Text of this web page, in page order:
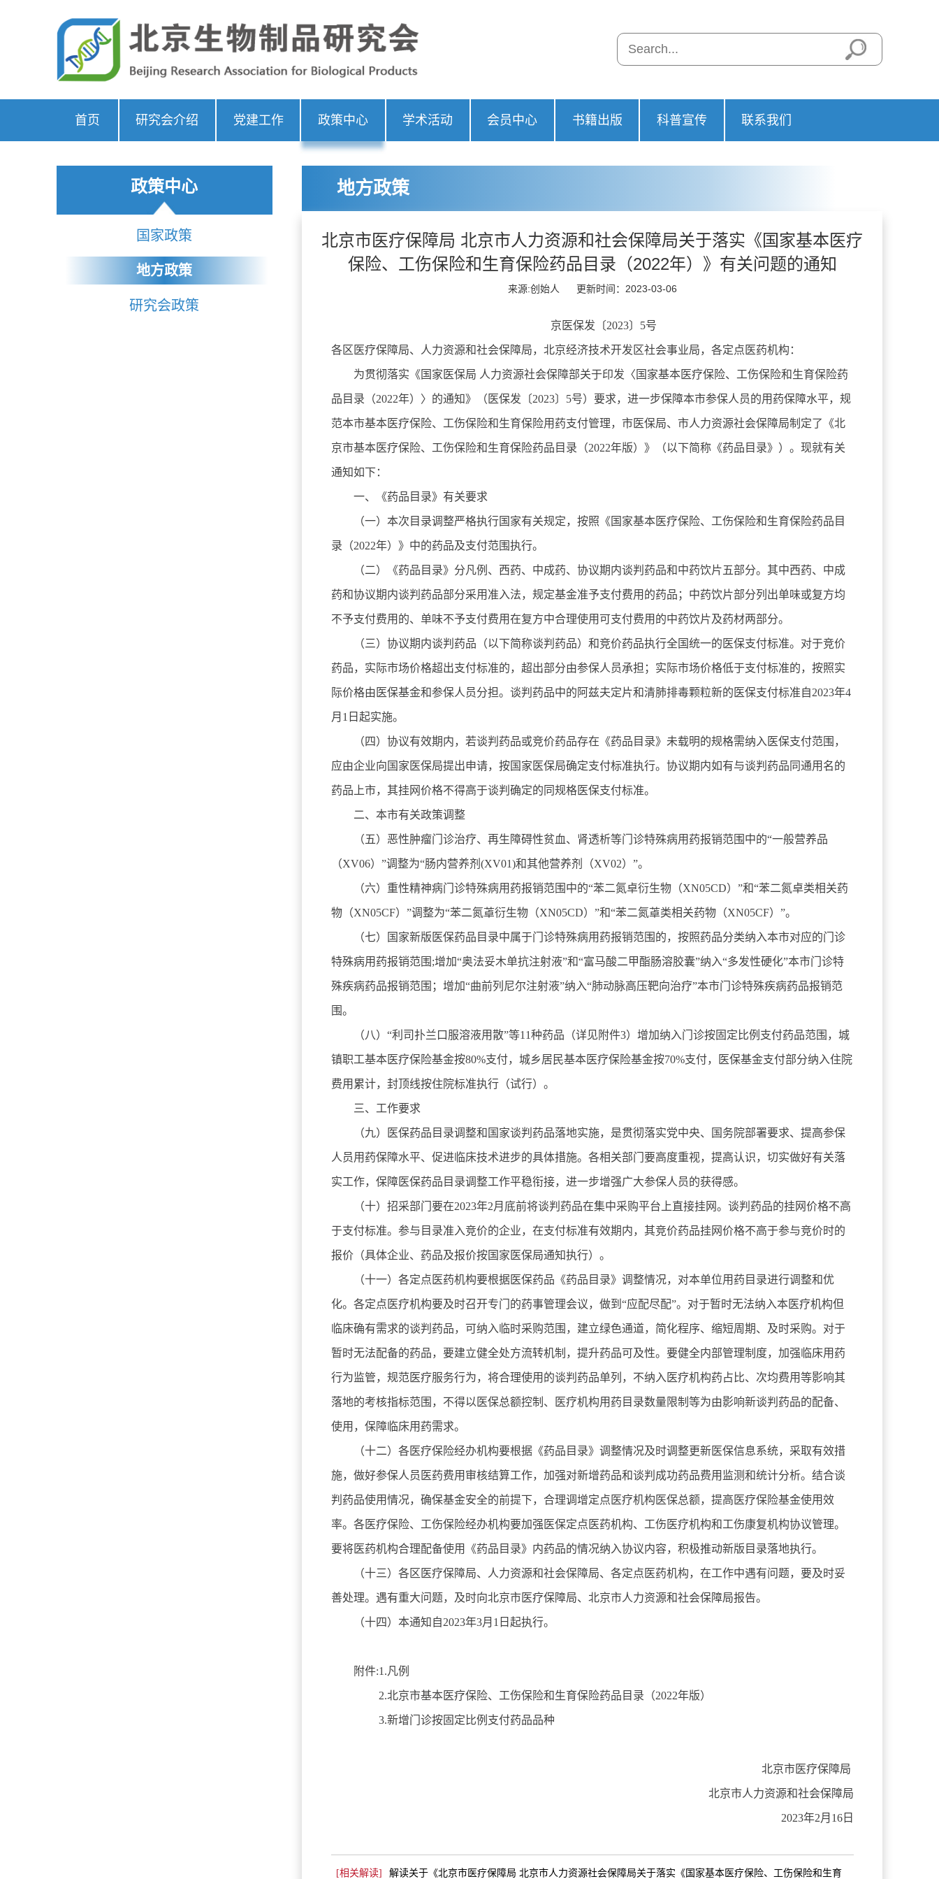
首页 研究会介绍 党建工作 政策中心 学术活动 会员中心 书籍出版 科普宣传 联系我们
政策中心
国家政策
地方政策
研究会政策
地方政策
北京市医疗保障局 北京市人力资源和社会保障局关于落实《国家基本医疗
保险、工伤保险和生育保险药品目录（2022年）》有关问题的通知
来源:创始人 更新时间：2023-03-06
京医保发〔2023〕5号
各区医疗保障局、人力资源和社会保障局，北京经济技术开发区社会事业局，各定点医药机构：
为贯彻落实《国家医保局 人力资源社会保障部关于印发〈国家基本医疗保险、工伤保险和生育保险药
品目录（2022年）〉的通知》（医保发〔2023〕5号）要求，进一步保障本市参保人员的用药保障水平，规
范本市基本医疗保险、工伤保险和生育保险用药支付管理，市医保局、市人力资源社会保障局制定了《北
京市基本医疗保险、工伤保险和生育保险药品目录（2022年版）》（以下简称《药品目录》）。现就有关
通知如下：
一、《药品目录》有关要求
（一）本次目录调整严格执行国家有关规定，按照《国家基本医疗保险、工伤保险和生育保险药品目
录（2022年）》中的药品及支付范围执行。
（二）《药品目录》分凡例、西药、中成药、协议期内谈判药品和中药饮片五部分。其中西药、中成
药和协议期内谈判药品部分采用准入法，规定基金准予支付费用的药品；中药饮片部分列出单味或复方均
不予支付费用的、单味不予支付费用在复方中合理使用可支付费用的中药饮片及药材两部分。
（三）协议期内谈判药品（以下简称谈判药品）和竞价药品执行全国统一的医保支付标准。对于竞价
药品，实际市场价格超出支付标准的，超出部分由参保人员承担；实际市场价格低于支付标准的，按照实
际价格由医保基金和参保人员分担。谈判药品中的阿兹夫定片和清肺排毒颗粒新的医保支付标准自2023年4
月1日起实施。
（四）协议有效期内，若谈判药品或竞价药品存在《药品目录》未载明的规格需纳入医保支付范围，
应由企业向国家医保局提出申请，按国家医保局确定支付标准执行。协议期内如有与谈判药品同通用名的
药品上市，其挂网价格不得高于谈判确定的同规格医保支付标准。
二、本市有关政策调整
（五）恶性肿瘤门诊治疗、再生障碍性贫血、肾透析等门诊特殊病用药报销范围中的“一般营养品
（XV06）”调整为“肠内营养剂(XV01)和其他营养剂（XV02）”。
（六）重性精神病门诊特殊病用药报销范围中的“苯二氮卓衍生物（XN05CD）”和“苯二氮卓类相关药
物（XN05CF）”调整为“苯二氮䓬衍生物（XN05CD）”和“苯二氮䓬类相关药物（XN05CF）”。
（七）国家新版医保药品目录中属于门诊特殊病用药报销范围的，按照药品分类纳入本市对应的门诊
特殊病用药报销范围;增加“奥法妥木单抗注射液”和“富马酸二甲酯肠溶胶囊”纳入“多发性硬化”本市门诊特
殊疾病药品报销范围；增加“曲前列尼尔注射液”纳入“肺动脉高压靶向治疗”本市门诊特殊疾病药品报销范
围。
（八）“利司扑兰口服溶液用散”等11种药品（详见附件3）增加纳入门诊按固定比例支付药品范围，城
镇职工基本医疗保险基金按80%支付，城乡居民基本医疗保险基金按70%支付，医保基金支付部分纳入住院
费用累计，封顶线按住院标准执行（试行）。
三、工作要求
（九）医保药品目录调整和国家谈判药品落地实施，是贯彻落实党中央、国务院部署要求、提高参保
人员用药保障水平、促进临床技术进步的具体措施。各相关部门要高度重视，提高认识，切实做好有关落
实工作，保障医保药品目录调整工作平稳衔接，进一步增强广大参保人员的获得感。
（十）招采部门要在2023年2月底前将谈判药品在集中采购平台上直接挂网。谈判药品的挂网价格不高
于支付标准。参与目录准入竞价的企业，在支付标准有效期内，其竞价药品挂网价格不高于参与竞价时的
报价（具体企业、药品及报价按国家医保局通知执行）。
（十一）各定点医药机构要根据医保药品《药品目录》调整情况，对本单位用药目录进行调整和优
化。各定点医疗机构要及时召开专门的药事管理会议，做到“应配尽配”。对于暂时无法纳入本医疗机构但
临床确有需求的谈判药品，可纳入临时采购范围，建立绿色通道，简化程序、缩短周期、及时采购。对于
暂时无法配备的药品，要建立健全处方流转机制，提升药品可及性。要健全内部管理制度，加强临床用药
行为监管，规范医疗服务行为，将合理使用的谈判药品单列，不纳入医疗机构药占比、次均费用等影响其
落地的考核指标范围，不得以医保总额控制、医疗机构用药目录数量限制等为由影响新谈判药品的配备、
使用，保障临床用药需求。
（十二）各医疗保险经办机构要根据《药品目录》调整情况及时调整更新医保信息系统，采取有效措
施，做好参保人员医药费用审核结算工作，加强对新增药品和谈判成功药品费用监测和统计分析。结合谈
判药品使用情况，确保基金安全的前提下，合理调增定点医疗机构医保总额，提高医疗保险基金使用效
率。各医疗保险、工伤保险经办机构要加强医保定点医药机构、工伤医疗机构和工伤康复机构协议管理。
要将医药机构合理配备使用《药品目录》内药品的情况纳入协议内容，积极推动新版目录落地执行。
（十三）各区医疗保障局、人力资源和社会保障局、各定点医药机构，在工作中遇有问题，要及时妥
善处理。遇有重大问题，及时向北京市医疗保障局、北京市人力资源和社会保障局报告。
（十四）本通知自2023年3月1日起执行。
附件:1.凡例
2.北京市基本医疗保险、工伤保险和生育保险药品目录（2022年版）
3.新增门诊按固定比例支付药品品种
北京市医疗保障局
北京市人力资源和社会保障局
2023年2月16日
[相关解读] 解读关于《北京市医疗保障局 北京市人力资源社会保障局关于落实《国家基本医疗保险、工伤保险和生育